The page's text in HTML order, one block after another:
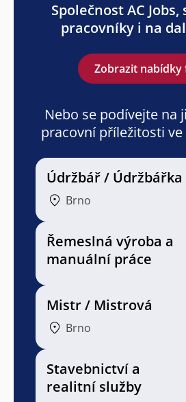
Společnost AC Jobs,
pracovníky i na
Zobrazit nabídky
Nebo se podívejte na
pracovní příležitosti
Údržbář / Údržbářka
Brno
Řemeslná výroba a
manuální práce
Mistr / Mistrová
Brno
Stavebnictví a
realitní služby